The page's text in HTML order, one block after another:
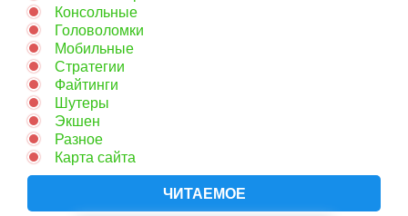
Консольные
Головоломки
Мобильные
Стратегии
Файтинги
Шутеры
Экшен
Разное
Карта сайта
ЧИТАЕМОЕ